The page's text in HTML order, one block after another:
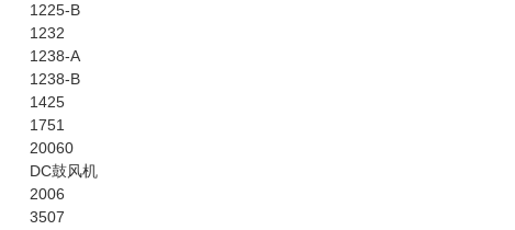
1225-B
1232
1238-A
1238-B
1425
1751
20060
DC鼓风机
2006
3507